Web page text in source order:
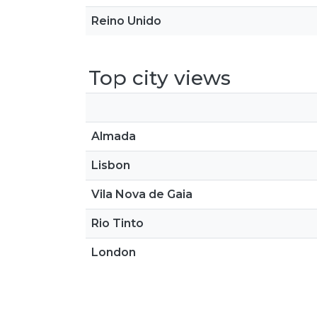
Reino Unido
Top city views
Almada
Lisbon
Vila Nova de Gaia
Rio Tinto
London